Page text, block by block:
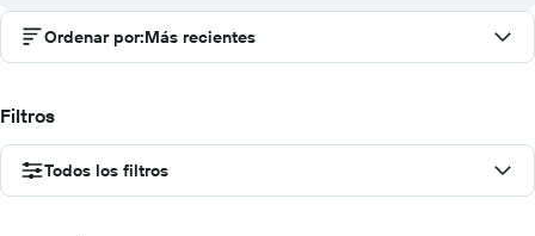
Ordenar por:Más recientes
Filtros
Todos los filtros